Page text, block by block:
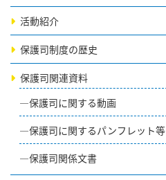
活動紹介
保護司制度の歴史
保護司関連資料
保護司に関する動画
保護司に関するパンフレット等
保護司関係文書